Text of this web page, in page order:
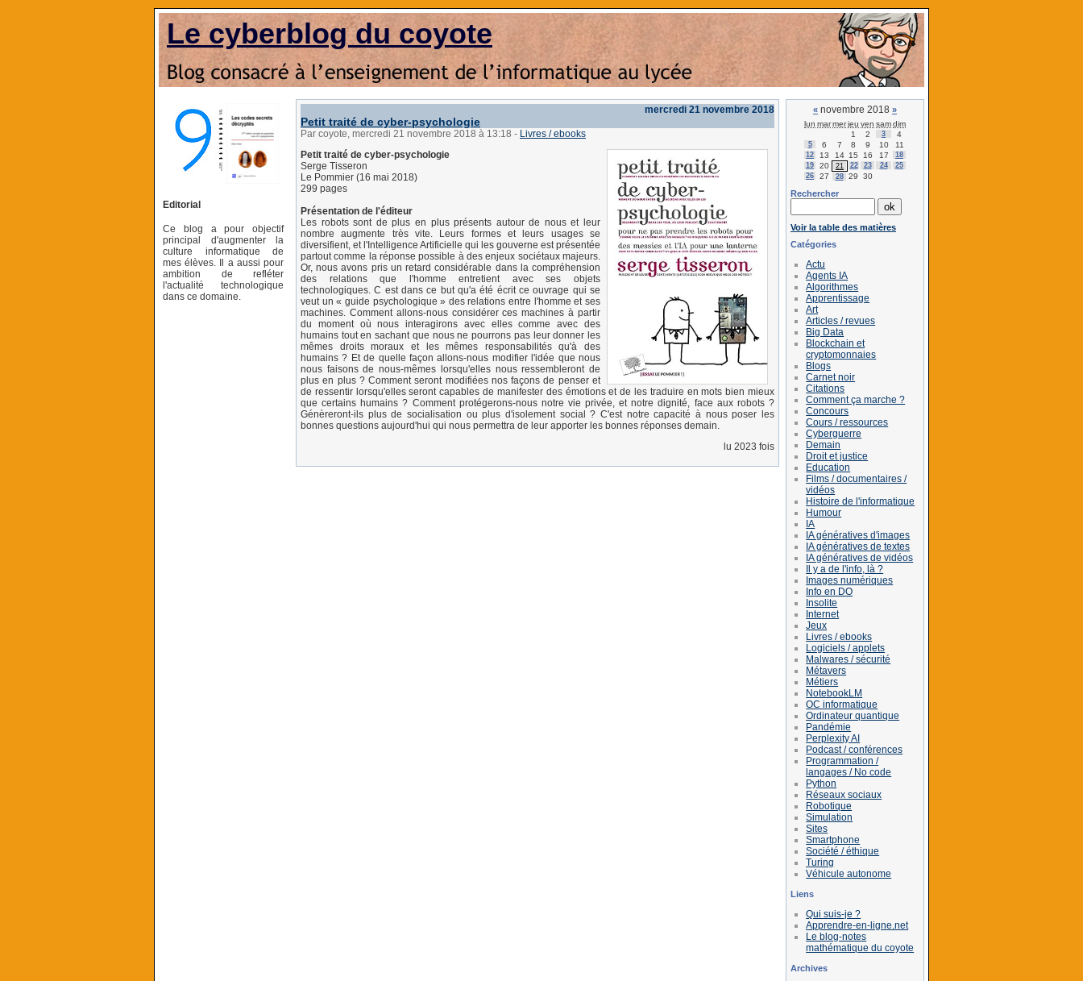
Le cyberblog du coyote
Editorial
Ce blog a pour objectif
principal d'augmenter la
culture informatique de
mes élèves. Il a aussi pour
ambition de refléter
l'actualité technologique
dans ce domaine.
mercredi 21 novembre 2018
Petit traité de cyber-psychologie
Par coyote, mercredi 21 novembre 2018 à 13:18 - Livres / ebooks
Petit traité de cyber-psychologie
Serge Tisseron
Le Pommier (16 mai 2018)
299 pages
Présentation de l'éditeur
Les robots sont de plus en plus présents autour de nous et leur
nombre augmente très vite. Leurs formes et leurs usages se
diversifient, et l'Intelligence Artificielle qui les gouverne est présentée
partout comme la réponse possible à des enjeux sociétaux majeurs.
Or, nous avons pris un retard considérable dans la compréhension
des relations que l'homme entretient avec ses objets
technologiques. C est dans ce but qu'a été écrit ce ouvrage qui se
veut un « guide psychologique » des relations entre l'homme et ses
machines. Comment allons-nous considérer ces machines à partir
du moment où nous interagirons avec elles comme avec des
humains tout en sachant que nous ne pourrons pas leur donner les
mêmes droits moraux et les mêmes responsabilités qu'à des
humains ? Et de quelle façon allons-nous modifier l'idée que nous
nous faisons de nous-mêmes lorsqu'elles nous ressembleront de
plus en plus ? Comment seront modifiées nos façons de penser et
de ressentir lorsqu'elles seront capables de manifester des émotions et de les traduire en mots bien mieux
que certains humains ? Comment protégerons-nous notre vie privée, et notre dignité, face aux robots ?
Génèreront-ils plus de socialisation ou plus d'isolement social ? C'est notre capacité à nous poser les
bonnes questions aujourd'hui qui nous permettra de leur apporter les bonnes réponses demain.
lu 2023 fois
« novembre 2018 »
lun marmerjeu ven samdim
1
2 3 4
5 6 7 8 9 10 11
12 13 14 15 16 17
18
19
20 21 22 23 24
25
26
27 28 29 30
Rechercher
Voir la table des matières
Catégories
Actu
Agents IA
Algorithmes
Apprentissage
Art
Articles / revues
Big Data
Blockchain et
cryptomonnaies
Blogs
Carnet noir
Citations
Comment ça marche ?
Concours
Cours / ressources
Cyberguerre
Demain
Droit et justice
Education
Films / documentaires /
vidéos
Histoire de l'informatique
Humour
IA
IA génératives d'images
IA génératives de textes
IA génératives de vidéos
Il y a de l'info, là ?
Images numériques
Info en DO
Insolite
Internet
Jeux
Livres / ebooks
Logiciels / applets
Malwares / sécurité
Métavers
Métiers
NotebookLM
OC informatique
Ordinateur quantique
Pandémie
Perplexity AI
Podcast / conférences
Programmation /
langages / No code
Python
Réseaux sociaux
Robotique
Simulation
Sites
Smartphone
Société / éthique
Turing
Véhicule autonome
Liens
Qui suis-je ?
Apprendre-en-ligne.net
Le blog-notes
mathématique du coyote
Archives